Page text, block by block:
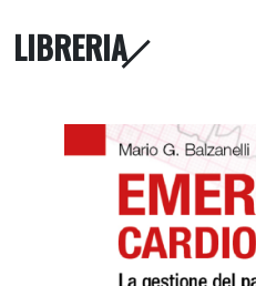
LIBRERIA